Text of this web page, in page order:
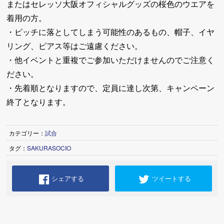
またはセレッソ大阪オフィシャルグッズの桜色のウエアを
着用の方。
・ピッチに落としてしまう可能性のあるもの、帽子、イヤ
リング、ピアス等はご遠慮ください。
・他イベントと重複でご参加いただけませんのでご注意く
ださい。
・先着順となりますので、定員に達し次第、キャンペーン
終了となります。
カテゴリー：試合
タグ：SAKURASOCIO
シェアする ツイートする